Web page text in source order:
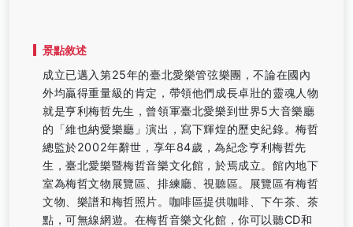
景點敘述
成立已邁入第25年的臺北愛樂管弦樂團，不論在國內
外均贏得重量級的肯定，帶領他們成長卓壯的靈魂人物
就是亨利梅哲先生，曾領軍臺北愛樂到世界5大音樂廳
的「維也納愛樂廳」演出，寫下輝煌的歷史紀錄。梅哲
總監於2002年辭世，享年84歲，為紀念亨利梅哲先
生，臺北愛樂暨梅哲音樂文化館，於焉成立。館內地下
室為梅哲文物展覽區、排練廳、視聽區。展覽區有梅哲
文物、樂譜和梅哲照片。咖啡區提供咖啡、下午茶、茶
點，可無線網遊。在梅哲音樂文化館，你可以聽CD和